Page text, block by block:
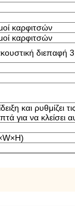
καρφιτσών
καρφιτσών
διεπαφή
και ρυθμίζει
για να κλείσει